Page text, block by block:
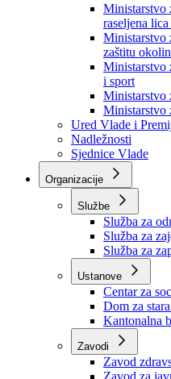
Ministarstvo
Ministarstvo
Ministarstvo
Ministarstvo
raseljena
Ministarstvo
zaštitu
Ministarstvo
i sport
Ministarstvo
Ministarstvo
Ured Vlade i
Nadležnosti
Sjednice Vlade
Organizacije
Službe
Služba za
Služba za
Služba za
Ustanove
Centar za
Dom za
Kantonalna